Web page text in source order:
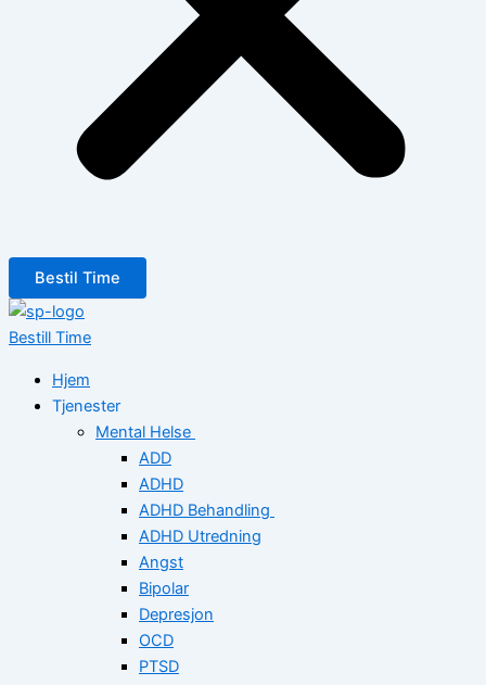
Bestil Time
Bestill Time
Hjem
Tjenester
Mental Helse
ADD
ADHD
ADHD Behandling
ADHD Utredning
Angst
Bipolar
Depresjon
OCD
PTSD